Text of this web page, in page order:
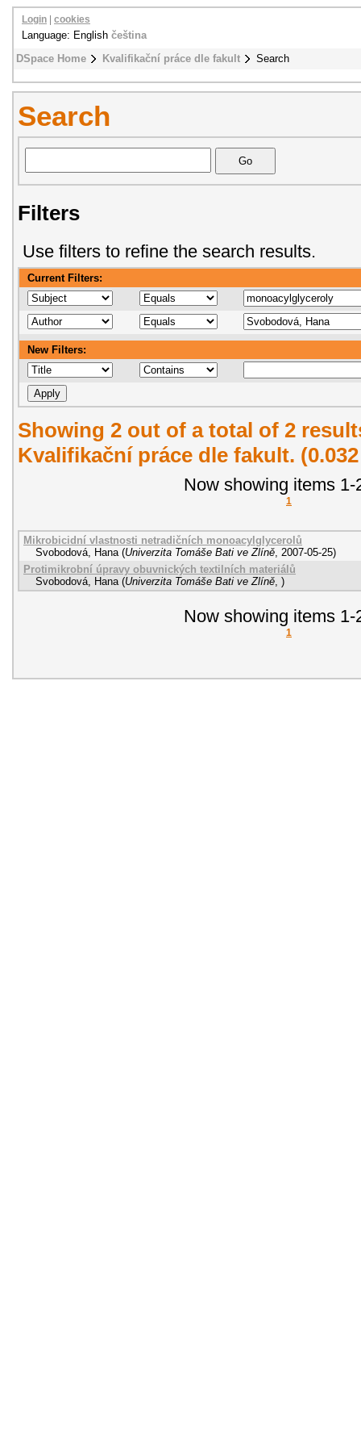
DSpace Home Kvalifikační práce dle fakult Search
Login cookies
Language: English čeština
Search
Filters
Use filters to refine the search results.
Current Filters:
New Filters:
Showing 2 out of a total of 2
Kvalifikační práce dle fakult.
Now showing items 1-
1
Mikrobicidní vlastnosti netradičních monoacylglycerolů
Svobodová, Hana (Univerzita Tomáše Bati ve Zlíně 2007-05-25)
Protimikrobní úpravy obuvnických textilních materiálů
Svobodová, Hana (Univerzita Tomáše Bati ve Zlíně )
Now showing items 1-
1